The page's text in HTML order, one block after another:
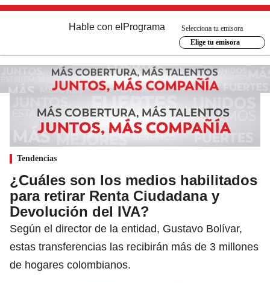
Hable con el Programa
Selecciona tu emisora
Elige tu emisora
Tendencias
¿Cuáles son los medios habilitados
para retirar Renta Ciudadana y
Devolución del IVA?
Según el director de la entidad, Gustavo Bolívar,
estas transferencias las recibirán más de 3 millones
de hogares colombianos.